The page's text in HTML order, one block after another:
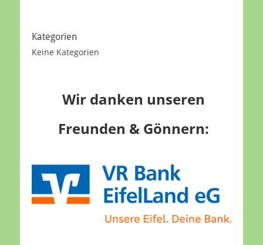
Kategorien
Keine Kategorien
Wir danken unseren
Freunden & Gönnern: